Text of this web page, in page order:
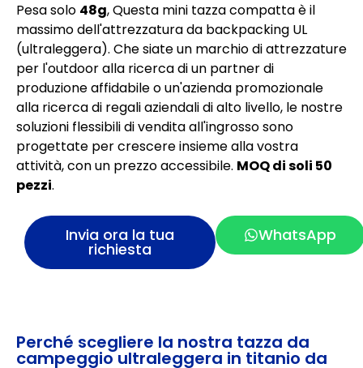
Pesa solo 48g, Questa mini tazza compatta è il
massimo dell'attrezzatura da backpacking UL
(ultraleggera). Che siate un marchio di attrezzature
per l'outdoor alla ricerca di un partner di
produzione affidabile o un'azienda promozionale
alla ricerca di regali aziendali di alto livello, le nostre
soluzioni flessibili di vendita all'ingrosso sono
progettate per crescere insieme alla vostra
attività, con un prezzo accessibile. MOQ di soli 50
pezzi.
Invia ora la tua
richiesta
WhatsApp
Perché scegliere la nostra tazza da
campeggio ultraleggera in titanio da